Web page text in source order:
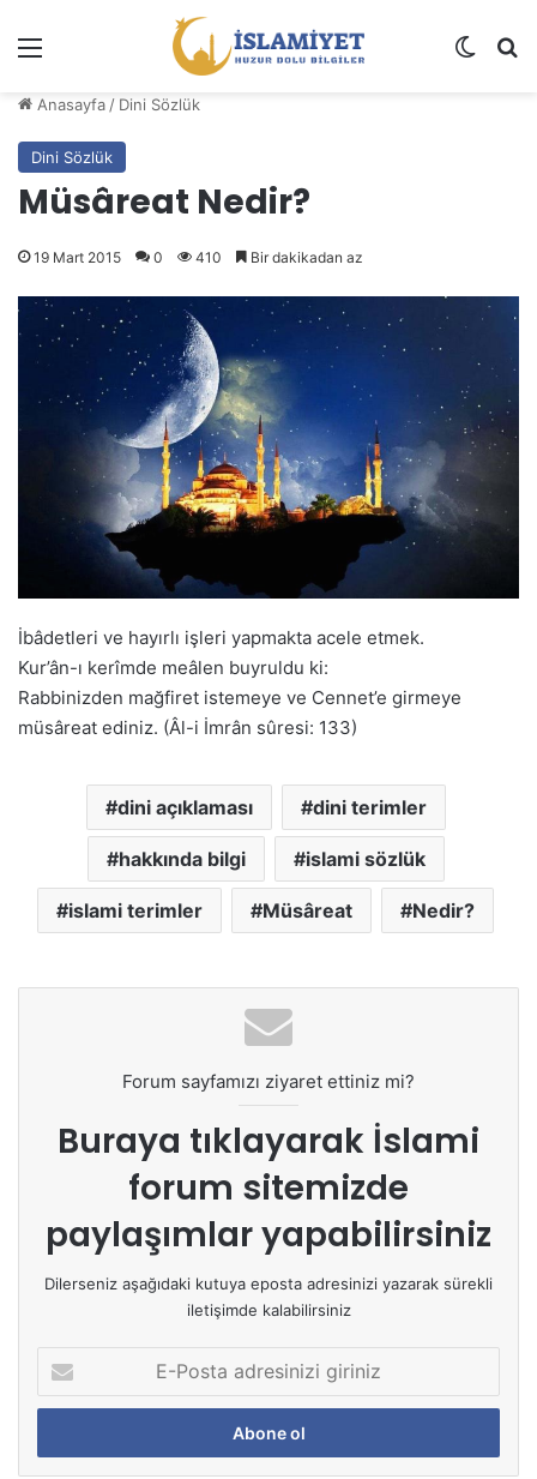
Dış
Anasayfa / Dini Sözlük
Dini Sözlük
Müsâreat Nedir?
19 Mart 2015 0 410 Bir dakikadan az
İbâdetleri ve hayırlı işleri yapmakta acele etmek.
Kur’ân-ı kerîmde meâlen buyruldu ki:
Rabbinizden mağfiret istemeye ve Cennet’e girmeye
müsâreat ediniz. (Âl-i İmrân sûresi: 133)
dini açıklaması dini terimler
hakkında bilgi islami sözlük
islami terimler Müsâreat Nedir?
Forum sayfamızı ziyaret ettiniz mi?
Buraya tıklayarak İslami
forum sitemizde
paylaşımlar yapabilirsiniz
Dilerseniz aşağıdaki kutuya eposta adresinizi yazarak sürekli
iletişimde kalabilirsiniz
P
s